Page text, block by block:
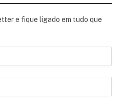
e fique ligado em tudo que